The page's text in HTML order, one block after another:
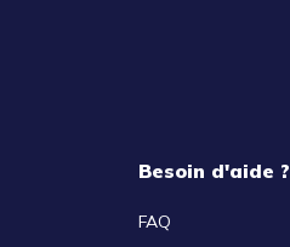
Besoin d'aide ?
FAQ